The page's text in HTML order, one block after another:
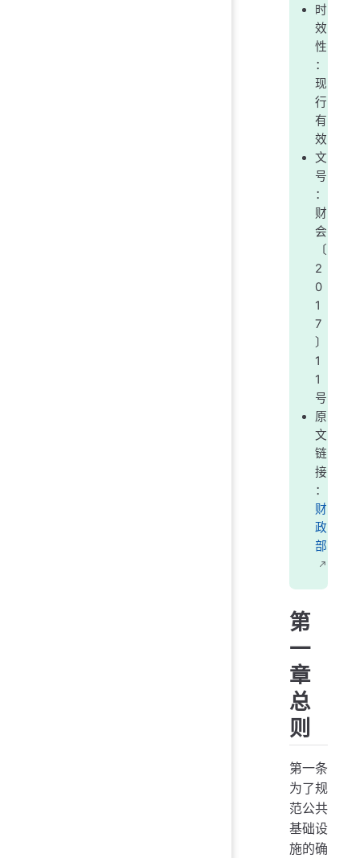
时
效
性
：
现
行
有
效
文
号
：
财
会
〔
2
0
1
7
〕
1
1
号
原
文
链
接
：
财
政
部
第
一
章
总
则
第一条
为了规
范公共
基础设
施的确